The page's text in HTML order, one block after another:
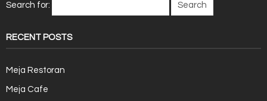
Search for:
RECENT POSTS
Meja Restoran
Meja Cafe